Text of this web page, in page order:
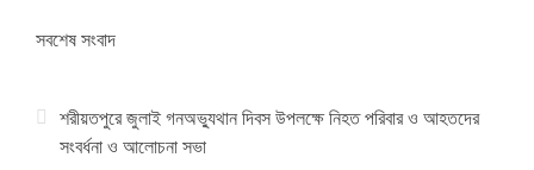
সবশেষ সংবাদ
শরীয়তপুরে জুলাই গনঅভ্যুথান দিবস উপলক্ষে নিহত পরিবার ও আহতদের
সংবর্ধনা ও আলোচনা সভা